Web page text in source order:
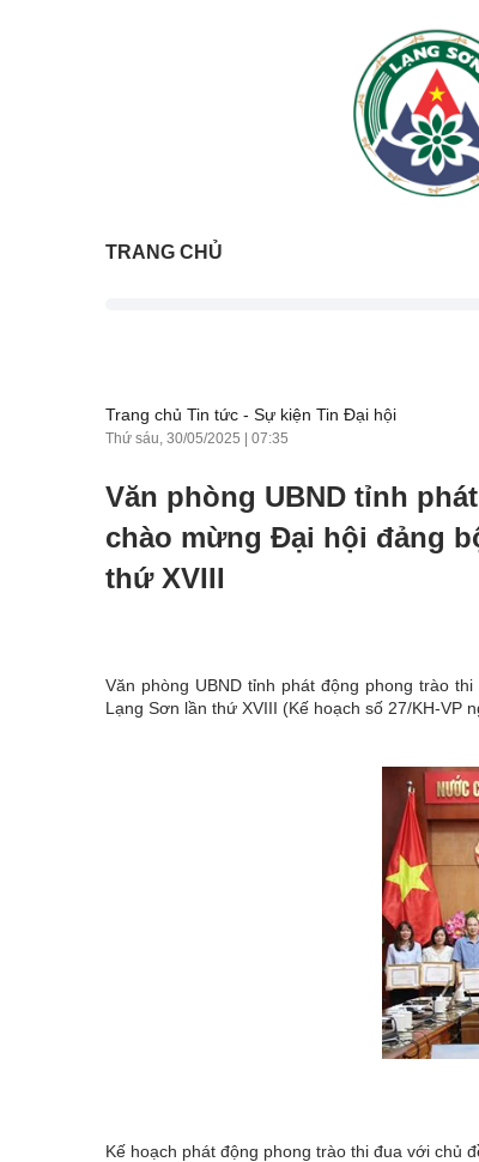
TRANG CHỦ
Trang chủ Tin tức - Sự kiện Tin Đại hội
Thứ sáu, 30/05/2025 | 07:35
Văn phòng UBND tỉnh
chào mừng Đại hội đảng
thứ XVIII
Văn phòng UBND tỉnh phát động phong trào
Lạng Sơn lần thứ XVIII (Kế hoạch số 27/KH-VP
Kế hoạch phát động phong trào thi đua với chủ